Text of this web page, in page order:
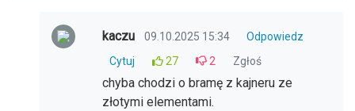
kaczu 09.10.2025 15:34
Odpowiedz
Cytuj
27 2 Zgłoś
chyba chodzi o bramę z kajneru ze
złotymi elementami.